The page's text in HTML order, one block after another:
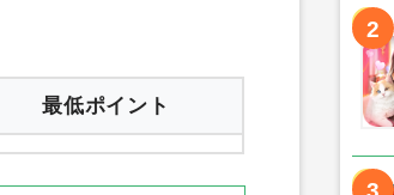
最低ポイント
2